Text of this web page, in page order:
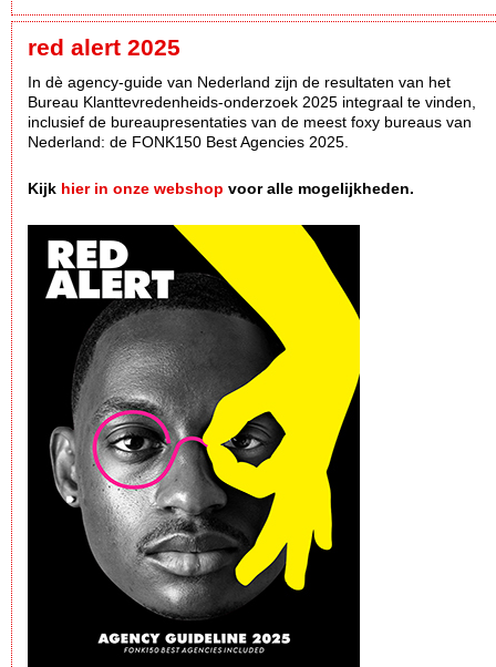
red alert 2025
In dè agency-guide van Nederland zijn de resultaten van het
Bureau Klanttevredenheids-onderzoek 2025 integraal te vinden,
inclusief de bureaupresentaties van de meest foxy bureaus van
Nederland: de FONK150 Best Agencies 2025.
Kijk hier in onze webshop voor alle mogelijkheden.